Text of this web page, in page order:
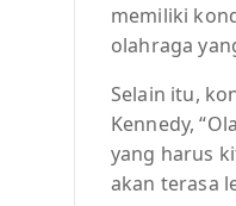
memiliki
olahraga
Selain itu,
Kennedy,
yang harus
akan terasa